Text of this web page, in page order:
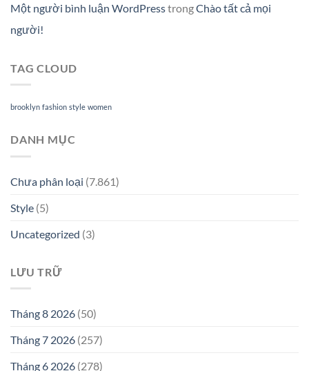
Một người bình luận WordPresstrongChào tất cả mọi
người!
TAG CLOUD
brooklyn fashion style women
DANH MỤC
Chưa phân loại (7.861)
Style (5)
Uncategorized (3)
LƯU TRỮ
Tháng 8 2026 (50)
Tháng 7 2026 (257)
Tháng 6 2026 (278)